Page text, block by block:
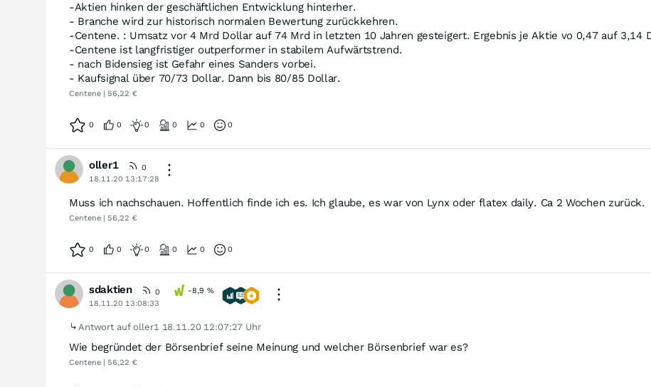
-Aktien hinken der geschäftlichen Entwicklung hinterher.
- Branche wird zur historisch normalen Bewertung zurückkehren.
-Centene. : Umsatz vor 4 Mrd Dollar auf 74 Mrd in letzten 10 Jahren gesteigert. Ergebnis je Aktie vo 0,47 auf 3,14
-Centene ist langfristiger outperformer in stabilem Aufwärtstrend.
- nach Bidensieg ist Gefahr eines Sanders vorbei.
- Kaufsignal über 70/73 Dollar. Dann bis 80/85 Dollar.
Centene | 56,22 €
0 0 0 0 0 0
oller1
0
18.11.20 13:17:28
Muss ich nachschauen. Hoffentlich finde ich es. Ich glaube, es war von Lynx oder flatex daily. Ca 2 Wochen zurück.
Centene | 56,22 €
0 0 0 0 0 0
sdaktien 0 -8,9 %
18.11.20 13:08:33
Antwort auf oller1 18.11.20 12:07:27 Uhr
Wie begründet der Börsenbrief seine Meinung und welcher Börsenbrief war es?
Centene | 56,22 €